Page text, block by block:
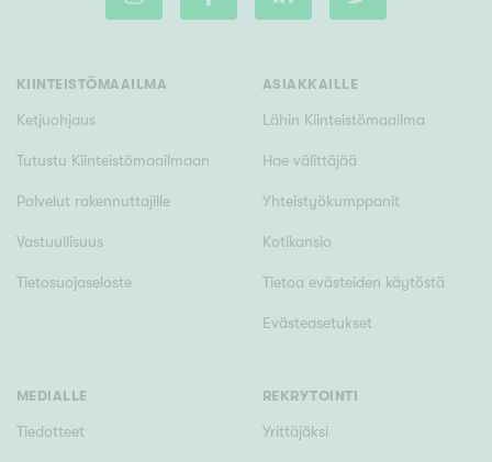
Rakennusvuosi
Kunto
KIINTEISTÖMAAILMA
Ketjuohjaus
Tutustu Kiinteistömaailmaan
Palvelut rakennuttajille
Vastuullisuus
Tietosuojaseloste
ASIAKKAILLE
Lähin Kiinteistömaailma
Hae välittäjää
Yhteistyökumppanit
Kotikansio
Tietoa evästeiden käytöstä
Evästeasetukset
MEDIALLE
Tiedotteet
REKRYTOINTI
Yrittäjäksi